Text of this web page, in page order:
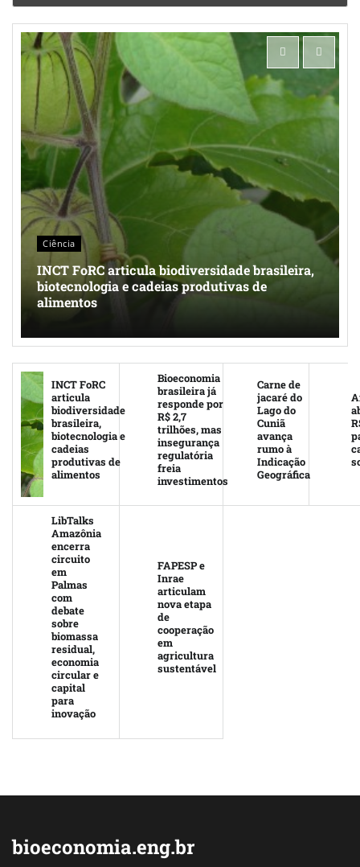
Ciência
INCT FoRC articula biodiversidade brasileira,
biotecnologia e cadeias produtivas de
alimentos
INCT FoRC
articula
biodiversidade
brasileira,
biotecnologia e
cadeias
produtivas de
alimentos
Bioeconomia
brasileira já
responde por
R$ 2,7
trilhões, mas
insegurança
regulatória
freia
investimentos
Carne de
jacaré do
Lago do
Cuniã
avança
rumo à
Indicação
Geográfica
LibTalks
Amazônia
encerra
circuito
em
Palmas
com
debate
sobre
biomassa
residual,
economia
circular e
capital
para
inovação
FAPESP e
Inrae
articulam
nova etapa
de
cooperação
em
agricultura
sustentável
bioeconomia.eng.br